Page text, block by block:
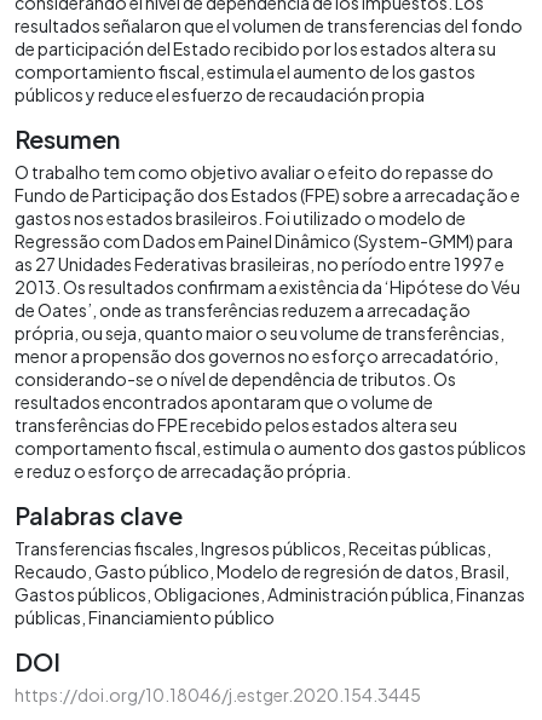
resultados señalaron que el volumen de transferencias del fondo
de participación del Estado recibido por los estados altera su
comportamiento fiscal, estimula el aumento de los gastos
públicos y reduce el esfuerzo de recaudación propia
Resumen
O trabalho tem como objetivo avaliar o efeito do repasse do
Fundo de Participação dos Estados (FPE) sobre a arrecadação e
gastos nos estados brasileiros. Foi utilizado o modelo de
Regressão com Dados em Painel Dinâmico (System-GMM) para
as 27 Unidades Federativas brasileiras, no período entre 1997 e
2013. Os resultados confirmam a existência da ‘Hipótese do Véu
de Oates’, onde as transferências reduzem a arrecadação
própria, ou seja, quanto maior o seu volume de transferências,
menor a propensão dos governos no esforço arrecadatório,
considerando-se o nível de dependência de tributos. Os
resultados encontrados apontaram que o volume de
transferências do FPE recebido pelos estados altera seu
comportamento fiscal, estimula o aumento dos gastos públicos
e reduz o esforço de arrecadação própria.
Palabras clave
Transferencias fiscales Ingresos públicos Receitas públicas
Recaudo Gasto público Modelo de regresión de datos Brasil
Gastos públicos Obligaciones Administración pública Finanzas
públicas Financiamiento público
DOI
https://doi.org/10.18046/j.estger.2020.154.3445